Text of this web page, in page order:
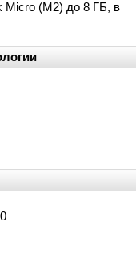
Micro (M2) до 8 ГБ, в